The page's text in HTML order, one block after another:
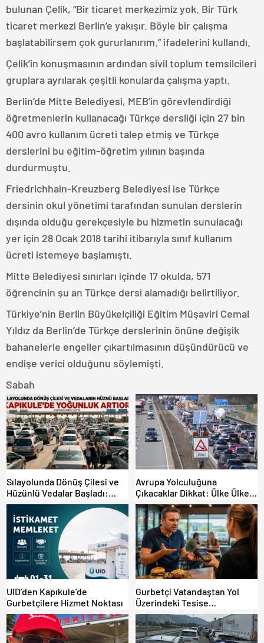
bulunan Çelik, “Bir ticaret merkezimiz yok. Bir Türk
ticaret merkezi Berlin’e yakışır. Böyle bir çalışma
başlatabilirsem çok gururlanırım.” ifadelerini kullandı.
Çelik’in konuşmasının ardından sivil toplum temsilcileri
gruplara ayrılarak çeşitli konularda çalışma yaptı.
Berlin’de Mitte Belediyesi, MEB’in görevlendirdiği
öğretmenlerin kullanacağı Türkçe dersliği için 27 bin
400 avro kullanım ücreti talep etmiş ve Türkçe
derslerini bu eğitim-öğretim yılının başında
durdurmuştu.
Friedrichhain-Kreuzberg Belediyesi ise Türkçe
dersinin okul yönetimi tarafından sunulan derslerin
dışında olduğu gerekçesiyle bu hizmetin sunulacağı
yer için 28 Ocak 2018 tarihi itibarıyla sınıf kullanım
ücreti istemeye başlamıştı.
Mitte Belediyesi sınırları içinde 17 okulda, 571
öğrencinin şu an Türkçe dersi alamadığı belirtiliyor.
Türkiye’nin Berlin Büyükelçiliği Eğitim Müşaviri Cemal
Yıldız da Berlin’de Türkçe derslerinin önüne değişik
bahanelerle engeller çıkartılmasının düşündürücü ve
endişe verici olduğunu söylemişti.
Sabah
Sılayolunda Dönüş Çilesi ve
Hüzünlü Vedalar Başladı:
Kapıkule’de Yoğunluk Artıyor!
Avrupa Yolculuğuna
Çıkacaklar Dikkat: Ülke Ülke
Güncel Trafik Kuralları,
Avrupa Otoyol Hız Limitleri
UID’den Kapıkule’de
Gurbetçilere Hizmet Noktası
Gurbetçi Vatandaştan Yol
Üzerindeki Tesise
Dolandırıcılık İddiası:
“Hesabınızı Mutlaka Kontrol
Edin”